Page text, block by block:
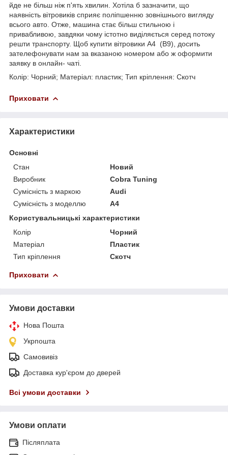
йде не більш ніж п'ять хвилин. Хотіла б зазначити, що
наявність вітровиків сприяє поліпшенню зовнішнього вигляду
всього авто. Отже, машина стає більш стильною і
привабливою, завдяки чому істотно виділяється серед потоку
решти транспорту. Щоб купити вітровики A4 (B9), досить
зателефонувати нам за вказаною номером або ж оформити
заявку в онлайн- чаті.
Колір: Чорний; Матеріал: пластик; Тип кріплення: Скотч
Приховати
Характеристики
Основні
Стан
Новий
Виробник
Cobra Tuning
Сумісність з маркою
Audi
Сумісність з моделлю
A4
Користувальницькі характеристики
Колір
Чорний
Матеріал
Пластик
Тип кріплення
Скотч
Приховати
Умови доставки
Нова Пошта
Укрпошта
Самовивіз
Доставка кур'єром до дверей
Всі умови доставки
Умови оплати
Післяплата